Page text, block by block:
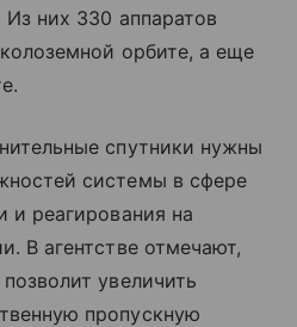
Из них 330 аппаратов
орбите, а еще
спутники нужны
системы в сфере
и реагирования на
В агентстве отмечают,
увеличить
пропускную